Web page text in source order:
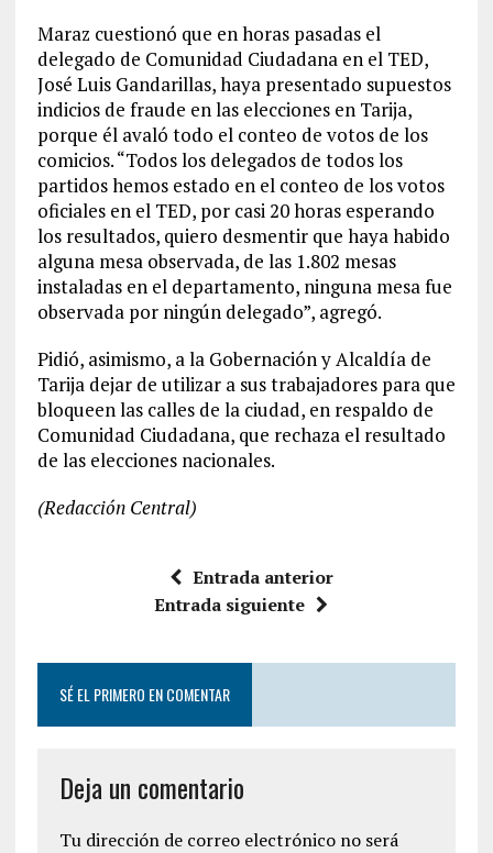
Maraz cuestionó que en horas pasadas el
delegado de Comunidad Ciudadana en el TED,
José Luis Gandarillas, haya presentado supuestos
indicios de fraude en las elecciones en Tarija,
porque él avaló todo el conteo de votos de los
comicios. “Todos los delegados de todos los
partidos hemos estado en el conteo de los votos
oficiales en el TED, por casi 20 horas esperando
los resultados, quiero desmentir que haya habido
alguna mesa observada, de las 1.802 mesas
instaladas en el departamento, ninguna mesa fue
observada por ningún delegado”, agregó.
Pidió, asimismo, a la Gobernación y Alcaldía de
Tarija dejar de utilizar a sus trabajadores para que
bloqueen las calles de la ciudad, en respaldo de
Comunidad Ciudadana, que rechaza el resultado
de las elecciones nacionales.
(Redacción Central)
Entrada anterior
Entrada siguiente
SÉ EL PRIMERO EN COMENTAR
Deja un comentario
Tu dirección de correo electrónico no será